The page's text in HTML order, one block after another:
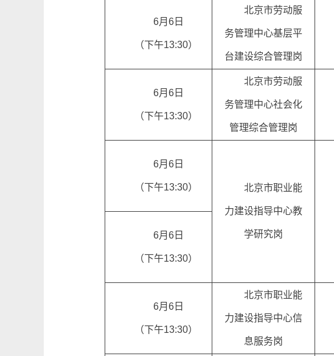
6月6日
（下午13:30）
北京市劳动服
务管理中心基层平
台建设综合管理岗
6月6日
（下午13:30）
北京市劳动服
务管理中心社会化
管理综合管理岗
6月6日
（下午13:30） 北京市职业能
力建设指导中心教
学研究岗
6月6日
（下午13:30）
6月6日
（下午13:30）
北京市职业能
力建设指导中心信
息服务岗